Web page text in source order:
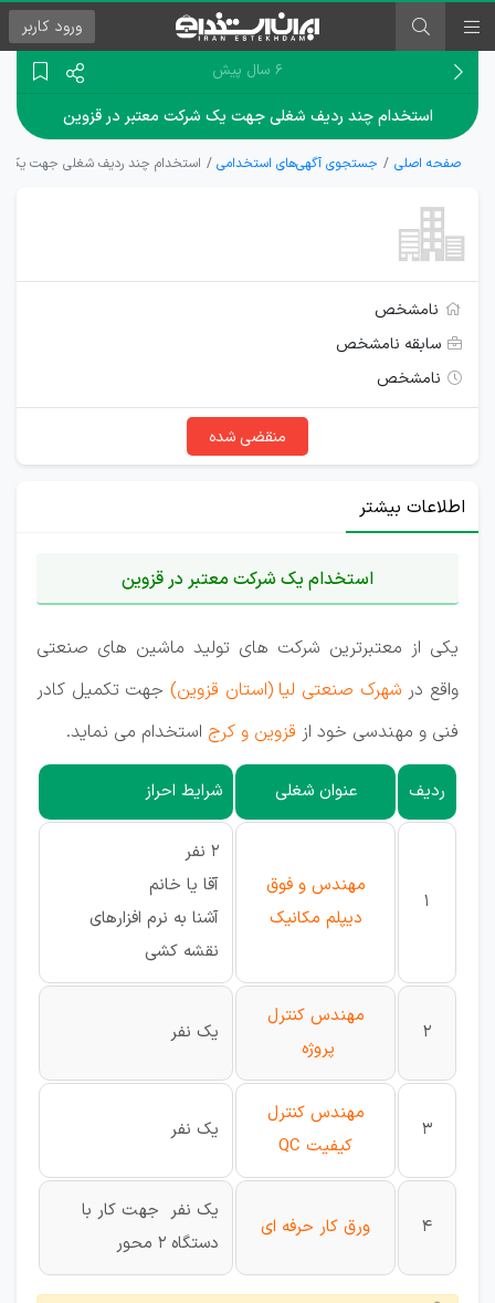
ورود کاربر
۶ سال پیش
استخدام چند ردیف شغلی جهت یک شرکت معتبر در قزوین
صفحه اصلی جستجوی آگهی‌های استخدامی استخدام چند ردیف شغلی جهت یک
نامشخص
سابقه نامشخص
نامشخص
منقضی شده
اطلاعات بیشتر
استخدام یک شرکت معتبر در قزوین
یکی از معتبرترین شرکت های تولید ماشین های صنعتی
واقع در شهرک صنعتی لیا (استان قزوین) جهت تکمیل کادر
فنی و مهندسی خود از قزوین و کرج استخدام می نماید.
ردیف عنوان شغلی شرایط احراز
1
مهندس و فوق
دیپلم مکانیک
۲ نفر
آقا یا خانم
آشنا به نرم افزارهای
نقشه کشی
2
مهندس کنترل
پروژه
یک نفر
3
مهندس کنترل
کیفیت QC
یک نفر
4 ورق کار حرفه ای
یک نفر جهت کار با
دستگاه ۲ محور